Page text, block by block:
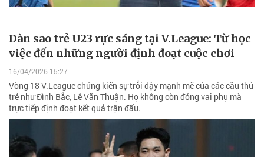
Dàn sao trẻ U23 rực sáng tại V.League: Từ học
việc đến những người định đoạt cuộc chơi
16/04/2026 15:27
Vòng 18 V.League chứng kiến sự trỗi dậy mạnh mẽ của các cầu thủ
trẻ như Đình Bắc, Lê Văn Thuận. Họ không còn đóng vai phụ mà
trực tiếp định đoạt kết quả trận đấu.